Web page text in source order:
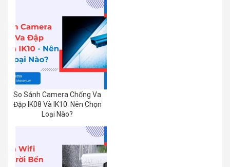
So Sánh Camera Chống Va
Đập IK08 Và IK10: Nên Chọn
Loại Nào?